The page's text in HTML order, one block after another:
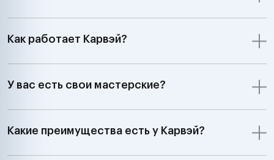
Как работает Карвэй?
У вас есть свои мастерские?
Какие преимущества есть у Карвэй?